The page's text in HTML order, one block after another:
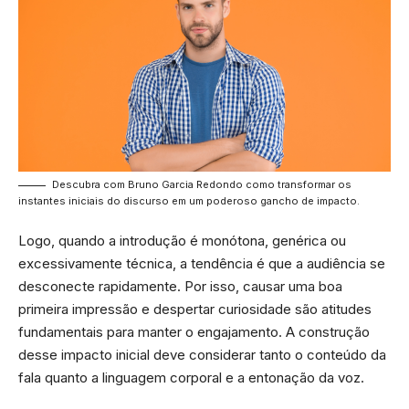
Descubra com Bruno Garcia Redondo como transformar os
instantes iniciais do discurso em um poderoso gancho de impacto.
Logo, quando a introdução é monótona, genérica ou
excessivamente técnica, a tendência é que a audiência se
desconecte rapidamente. Por isso, causar uma boa
primeira impressão e despertar curiosidade são atitudes
fundamentais para manter o engajamento. A construção
desse impacto inicial deve considerar tanto o conteúdo da
fala quanto a linguagem corporal e a entonação da voz.